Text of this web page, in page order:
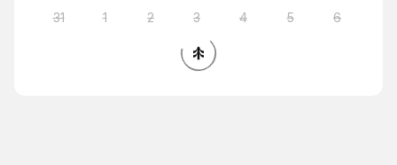
31 1 2 3 4 5 6